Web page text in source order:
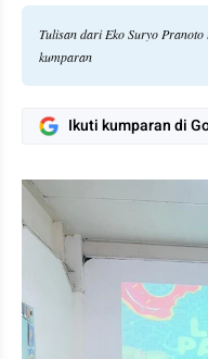
Tulisan dari Eko Suryo
kumparan
Ikuti kumparan di